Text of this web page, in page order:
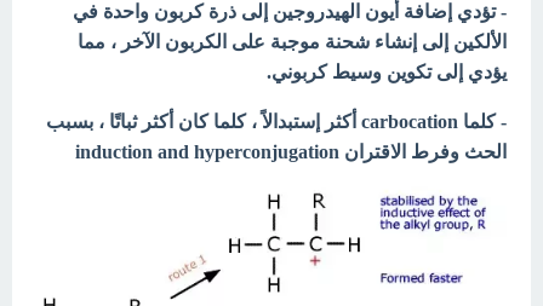
- تؤدي إضافة أيون الهيدروجين إلى ذرة كربون واحدة في
الألكين إلى إنشاء شحنة موجبة على الكربون الآخر ، مما
يؤدي إلى تكوين وسيط كربوني.
- كلما carbocation أكثر إستبدالاً ، كلما كان أكثر ثباتًا ، بسبب
الحث وفرط الاقتران induction and hyperconjugation